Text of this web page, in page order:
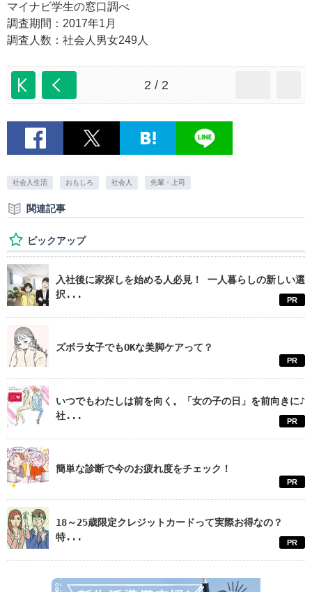
マイナビ学生の窓口調べ
調査期間：2017年1月
調査人数：社会人男女249人
2 / 2
社会人生活 おもしろ 社会人 先輩・上司
関連記事
ピックアップ
入社後に家探しを始める人必見！ 一人暮らしの新しい選
択...
PR
ズボラ女子でもOKな美脚ケアって？
PR
いつでもわたしは前を向く。「女の子の日」を前向きに♪
社...
PR
簡単な診断で今のお疲れ度をチェック！
PR
18～25歳限定クレジットカードって実際お得なの？
特...
PR